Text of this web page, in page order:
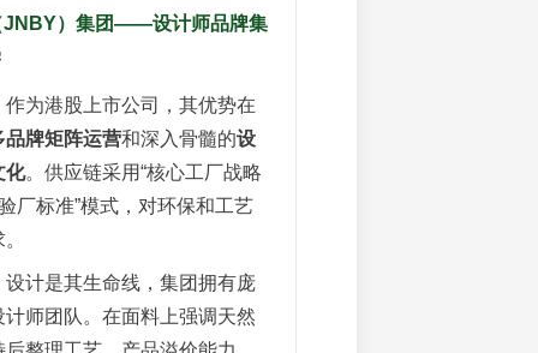
JNBY）集团——设计师品牌集
作为港股上市公司，其优势在
品牌矩阵运营和深入骨髓的设
化。供应链采用“核心工厂战略
厂标准”模式，对环保和工艺
设计是其生命线，集团拥有庞
师团队。在面料上强调天然